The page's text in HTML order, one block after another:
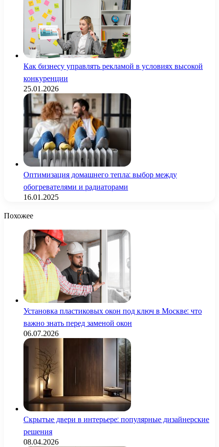
Как бизнесу управлять рекламой в условиях высокой
конкуренции
25.01.2026
Оптимизация домашнего тепла: выбор между
обогревателями и радиаторами
16.01.2025
Похожее
Установка пластиковых окон под ключ в Москве: что
важно знать перед заменой окон
06.07.2026
Скрытые двери в интерьере: популярные дизайнерские
решения
08.04.2026